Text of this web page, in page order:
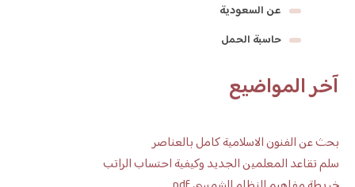
عن السعودية
حاسبة الحمل
آخر المواضيع
بحث عن الفنون الاسلامية كامل بالعناصر
سلم تقاعد المعلمين الجديد وكيفية احتساب الراتب